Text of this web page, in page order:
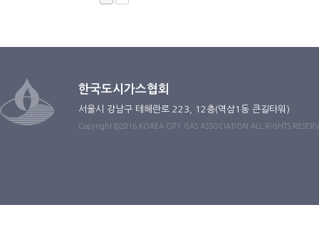
한국도시가스협회
서울시 강남구 테헤란로 223, 12층(역삼1동 큰길타워)
Copyright ©2016 KOREA CITY GAS ASSOCIATION ALL RIGHTS